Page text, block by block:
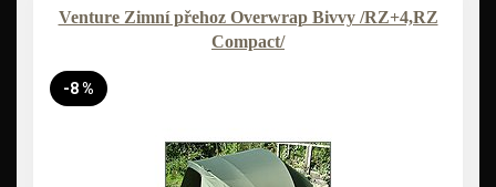
Venture Zimní přehoz Overwrap Bivvy /RZ+4,RZ
Compact/
-8 %